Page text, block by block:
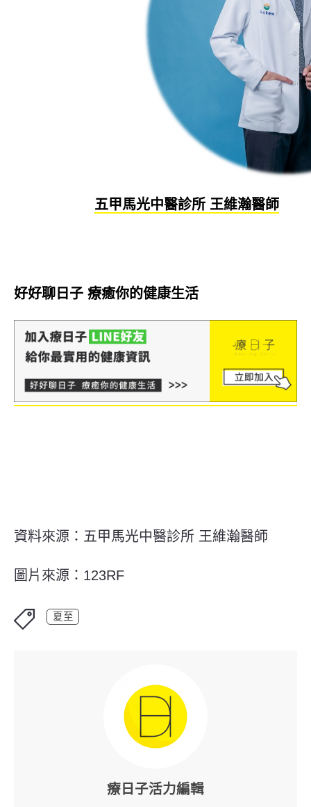
五甲馬光中醫診所 王維瀚醫師
好好聊日子 療癒你的健康生活
資料來源： 五甲馬光中醫診所 王維瀚醫師
圖片來源：123RF
夏至
療日子活力編輯